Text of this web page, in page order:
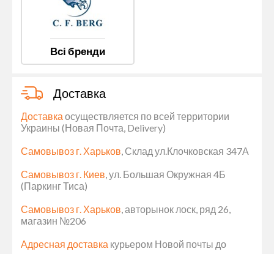
Всі бренди
Доставка
Доставка осуществляется по всей территории
Украины (Новая Почта, Delivery)
Самовывоз г. Харьков, Склад ул.Клочковская 347А
Самовывоз г. Киев, ул. Большая Окружная 4Б
(Паркинг Тиса)
Самовывоз г. Харьков, авторынок лоск, ряд 26,
магазин №206
Адресная доставка курьером Новой почты до